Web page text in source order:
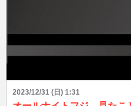
2023/12/31 (日) 1:31